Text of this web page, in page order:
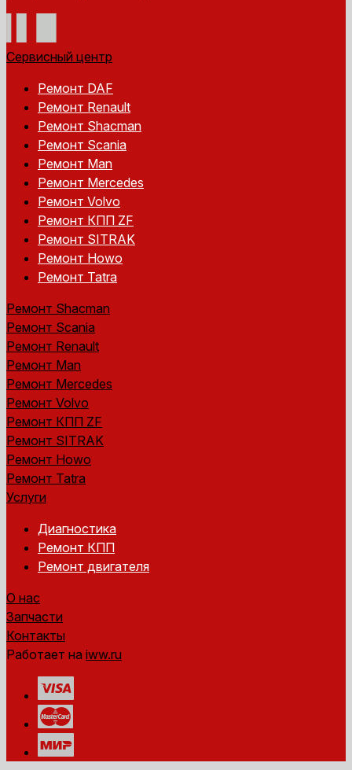
Сервисный центр
Ремонт DAF
Ремонт Renault
Ремонт Shacman
Ремонт Scania
Ремонт Man
Ремонт Mercedes
Ремонт Volvo
Ремонт КПП ZF
Ремонт SITRAK
Ремонт Howo
Ремонт Tatra
Ремонт Shacman
Ремонт Scania
Ремонт Renault
Ремонт Man
Ремонт Mercedes
Ремонт Volvo
Ремонт КПП ZF
Ремонт SITRAK
Ремонт Howo
Ремонт Tatra
Услуги
Диагностика
Ремонт КПП
Ремонт двигателя
О нас
Запчасти
Контакты
Работает на iww.ru